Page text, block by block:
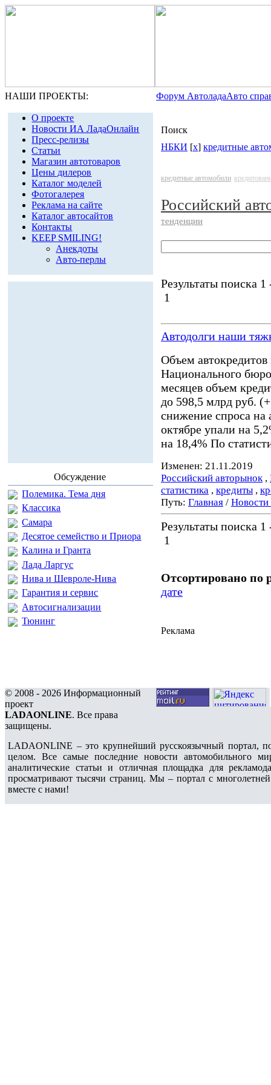
НАШИ ПРОЕКТЫ: Форум АвтоладаАвто
О проекте
Новости ИА ЛадаОнлайн
Пресс-релизы
Статьи
Магазин автотоваров
Цены дилеров
Каталог моделей
Фотогалерея
Реклама на сайте
Каталог автосайтов
Контакты
KEEP SMILING!
Анекдоты
Авто-перлы
Обсуждение
Полемика. Тема дня
Классика
Самара
Десятое семейство и Приора
Калина и Гранта
Лада Ларгус
Нива и Шевроле-Нива
Гарантия и сервис
Автосигнализации
Тюнинг
Поиск
НБКИ [x] кредитные
кредитные автомобили
Российский
тенденции
Результаты поиска 1
1
Автодолги наши
Объем
Национального
месяцев объем
до 598,5 млрд руб.
снижение спроса на
октябре упали на
на 18,4% По
Изменен: 21.11.2019
Российский авторынок,
статистика , кредиты ,
Путь: Главная /
Результаты поиска 1
1
Отсортировано по
дате
Реклама
© 2008 - 2026 Информационный
проект
LADAONLINE. Все права
защищены.
LADAONLINE – это крупнейший русскоязычный портал,
целом. Все самые последние новости автомобильного
аналитические статьи и отличная площадка для
просматривают тысячи страниц. Мы – портал с
вместе с нами!